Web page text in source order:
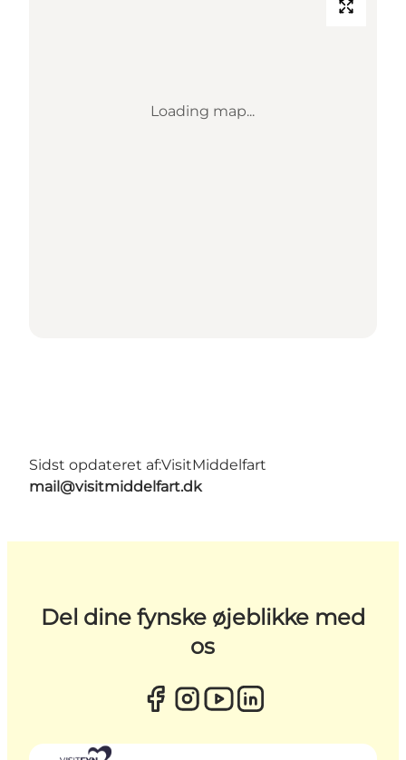
Loading map...
Sidst opdateret af:VisitMiddelfart
mail@visitmiddelfart.dk
Del dine fynske øjeblikke med
os